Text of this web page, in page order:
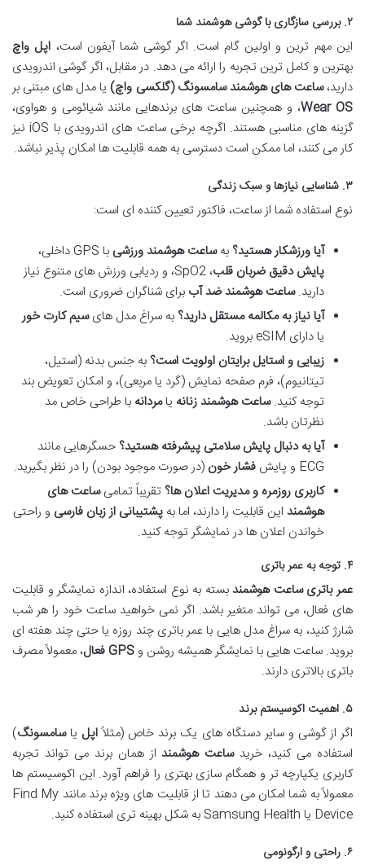
۲. بررسی سازگاری با گوشی هوشمند شما
این مهم ترین و اولین گام است. اگر گوشی شما آیفون است، اپل واچ
بهترین و کامل ترین تجربه را ارائه می دهد. در مقابل، اگر گوشی اندرویدی
دارید،ساعت های هوشمند سامسونگ (گلکسی واچ)یا مدل های مبتنی بر
Wear OS، و همچنین ساعت های برندهایی مانند شیائومی و هواوی،
گزینه های مناسبی هستند. اگرچه برخی ساعت های اندرویدی با iOS نیز
کار می کنند، اما ممکن است دسترسی به همه قابلیت ها امکان پذیر نباشد.
۳. شناسایی نیازها و سبک زندگی
نوع استفاده شما از ساعت، فاکتور تعیین کننده ای است:
آیا ورزشکار هستید؟ بهساعت هوشمند ورزشی با GPS داخلی،
پایش دقیق ضربان قلب
، SpO2، و ردیابی ورزش های متنوع نیاز
دارید.ساعت هوشمند ضد آب برای شناگران ضروری است.
آیا نیاز به مکالمه مستقل دارید؟ به سراغ مدل هایسیم کارت خور
یا دارای eSIM بروید.
زیبایی و استایل برایتان اولویت است؟ به جنس بدنه (استیل،
تیتانیوم)، فرم صفحه نمایش (گرد یا مربعی)، و امکان تعویض بند
توجه کنید.ساعت هوشمند زنانه یامردانه با طراحی خاص مد
نظرتان باشد.
آیا به دنبال پایش سلامتی پیشرفته هستید؟ حسگرهایی مانند
ECG و پایش
فشار خون (در صورت موجود بودن) را در نظر بگیرید.
کاربری روزمره و مدیریت اعلان ها؟ تقریباً تمامیساعت های
هوشمند این قابلیت را دارند، اما به پشتیبانی از زبان فارسی و راحتی
خواندن اعلان ها در نمایشگر توجه کنید.
۴. توجه به عمر باتری
عمر باتری ساعت هوشمندبسته به نوع استفاده، اندازه نمایشگر و قابلیت
های فعال، می تواند متغیر باشد. اگر نمی خواهید ساعت خود را هر شب
شارژ کنید، به سراغ مدل هایی با عمر باتری چند روزه یا حتی چند هفته ای
بروید. ساعت هایی با نمایشگر همیشه روشن و GPS فعال
، معمولاً مصرف
باتری بالاتری دارند.
۵. اهمیت اکوسیستم برند
اگر از گوشی و سایر دستگاه های یک برند خاص (مثلاًاپل یاسامسونگ)
استفاده می کنید، خریدساعت هوشمنداز همان برند می تواند تجربه
کاربری یکپارچه تر و همگام سازی بهتری را فراهم آورد. این اکوسیستم ها
معمولاً به شما امکان می دهند تا از قابلیت های ویژه برند مانند Find My
Device یا Samsung Health به شکل بهینه تری استفاده کنید.
۶. راحتی و ارگونومی